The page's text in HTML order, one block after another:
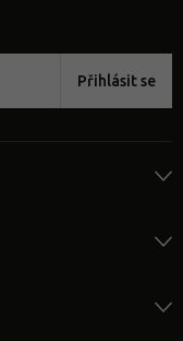
Přihlásit se